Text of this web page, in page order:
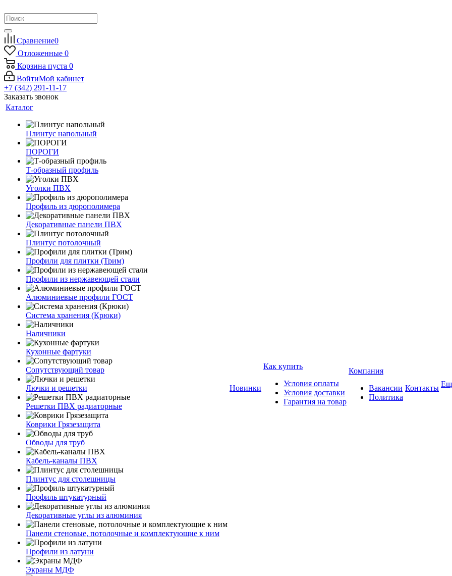
Сравнение0
Отложенные 0
Корзина пуста 0
ВойтиМой кабинет
+7 (342) 291-11-17
Заказать звонок
Каталог
Плинтус напольный
ПОРОГИ
Т-образный профиль
Уголки ПВХ
Профиль из дюрополимера
Декоративные панели ПВХ
Плинтус потолочный
Профили для плитки (Трим)
Профили из нержавеющей стали
Алюминиевые профили ГОСТ
Система хранения (Крюки)
Наличники
Кухонные фартуки
Сопутствующий товар
Лючки и решетки
Решетки ПВХ радиаторные
Коврики Грязезащита
Обводы для труб
Кабель-каналы ПВХ
Плинтус для столешницы
Профиль штукатурный
Декоративные углы из алюминия
Панели стеновые, потолочные и комплектующие к ним
Профили из латуни
Экраны МДФ
Новинки
Как купить
Условия оплаты
Условия доставки
Гарантия на товар
Компания
Вакансии
Политика
Контакты